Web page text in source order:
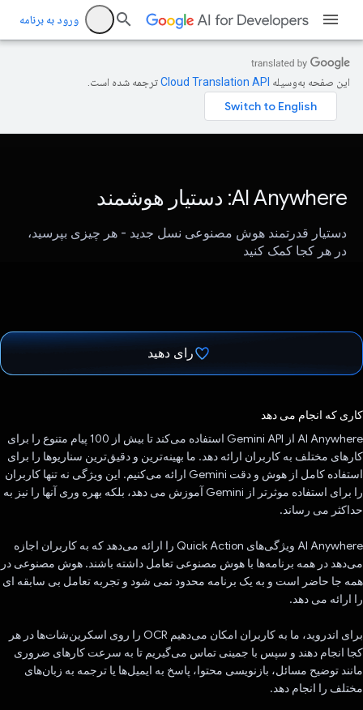
ورود به برنامه
این صفحه به‌وسیله ترجمه شده است.
AI Anywhere: دستیار هوشمند
دستیار قدرتمند هوش مصنوعی نسل جدید - هر چیزی بپرسید،
در هر کجا کمک کنید
رای دهید
کاری که انجام می دهد
AI Anywhere از Gemini API استفاده می‌کند تا بیش از 100 پیام متنوع را برای
کارهای مختلف به کاربران ارائه دهد. ما بهینه‌ترین و دقیق‌ترین سناریوها را برای
استفاده کامل از هوش و دقت Gemini ارائه می‌کنیم. این ویژگی نه تنها کاربران
را برای استفاده موثرتر از Gemini آموزش می دهد، بلکه بهره وری آنها را نیز به
حداکثر می رساند.
AI Anywhere ویژگی‌های Quick Action را ارائه می‌دهد که به کاربران اجازه
می‌دهد در همه برنامه‌ها با هوش مصنوعی تعامل داشته باشند. هوش مصنوعی در
همه جا حاضر است و به یک برنامه محدود نمی شود و تجربه تعامل بی سابقه ای
را ارائه می دهد.
برای اندروید، ما به کاربران امکان می‌دهیم OCR را روی اسکرین‌شات‌ها در هر
کجا انجام دهند و سپس با جمینی تماس می‌گیریم تا به سرعت کارهای ضروری
مانند توضیح مسائل، بازنویسی محتوا، پاسخ به ایمیل‌ها یا ترجمه به زبان‌های
مختلف را انجام دهد.